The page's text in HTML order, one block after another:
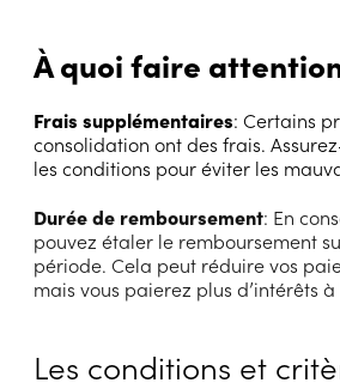
À quoi faire
Frais supplémentaires: Certains
consolidation ont des frais.
les conditions pour éviter les
Durée de remboursement: En
pouvez étaler le remboursement
période. Cela peut réduire vos
mais vous paierez plus d’intérêts
Les conditions et